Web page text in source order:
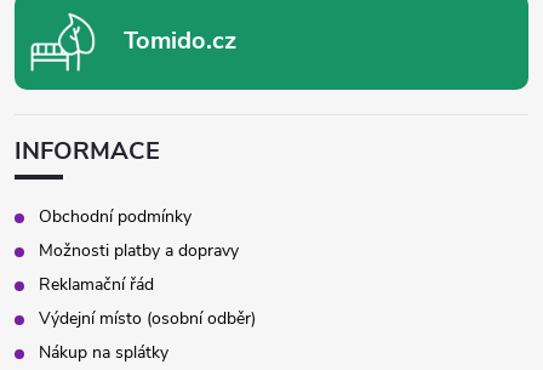
Tomido.cz
INFORMACE
Obchodní podmínky
Možnosti platby a dopravy
Reklamační řád
Výdejní místo (osobní odběr)
Nákup na splátky